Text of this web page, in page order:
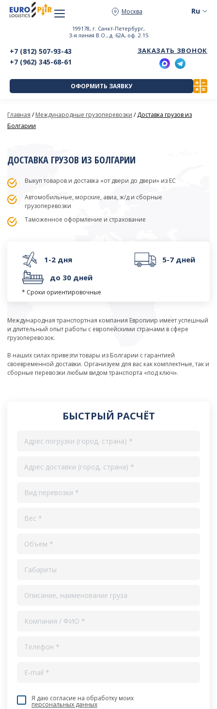
Москва
199178, г. Санкт-Петербург,
3-я линия В.О., д. 62А, оф. 2.15
+7 (812) 507-93-43
+7 (962) 345-68-61
ЗАКАЗАТЬ ЗВОНОК
ОФОРМИТЬ ЗАЯВКУ
Главная /Международные грузоперевозки /Доставка грузов из
Болгарии
ДОСТАВКА ГРУЗОВ ИЗ БОЛГАРИИ
Выкуп товаров и доставка «от двери до двери» из ЕС
Автомобильные, морские, авиа, ж/д и сборные
грузоперевозки
Таможенное оформление и страхование
1-2 дня
5-7 дней
до 30 дней
* Сроки ориентировочные
Международная транспортная компания Европиир имеет успешный
и длительный опыт работы с европейскими странами в сфере
грузоперевозок.
В наших силах привезти товары из Болгарии с гарантией
своевременной доставки. Организуем для вас как комплектные, так и
сборные перевозки любым видом транспорта «под ключ».
БЫСТРЫЙ РАСЧЁТ
Я даю согласие на обработку моих
персональных данных